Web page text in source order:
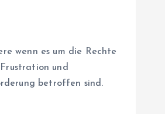
wenn es um die Rechte
und
betroffen sind.